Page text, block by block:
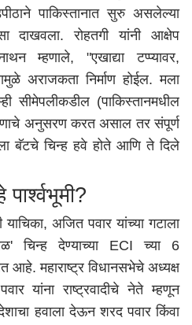
पाकिस्तानात सुरु असलेल्या
रोहतगी यांनी आक्षेप
म्हणाले, "एखाद्या टप्प्यावर,
अराजकता निर्माण होईल. मला
सीमेपलीकडील (पाकिस्तानमधील
अनुसरण करत असाल तर संपूर्ण
बॅटचे चिन्ह हवे होते आणि ते दिले
अजित पवार यांच्या गटाला
चिन्ह देण्याच्या ECI च्या 6
आहे. महाराष्ट्र विधानसभेचे अध्यक्ष
यांना राष्ट्रवादीचे नेते म्हणून
हवाला देऊन शरद पवार किंवा